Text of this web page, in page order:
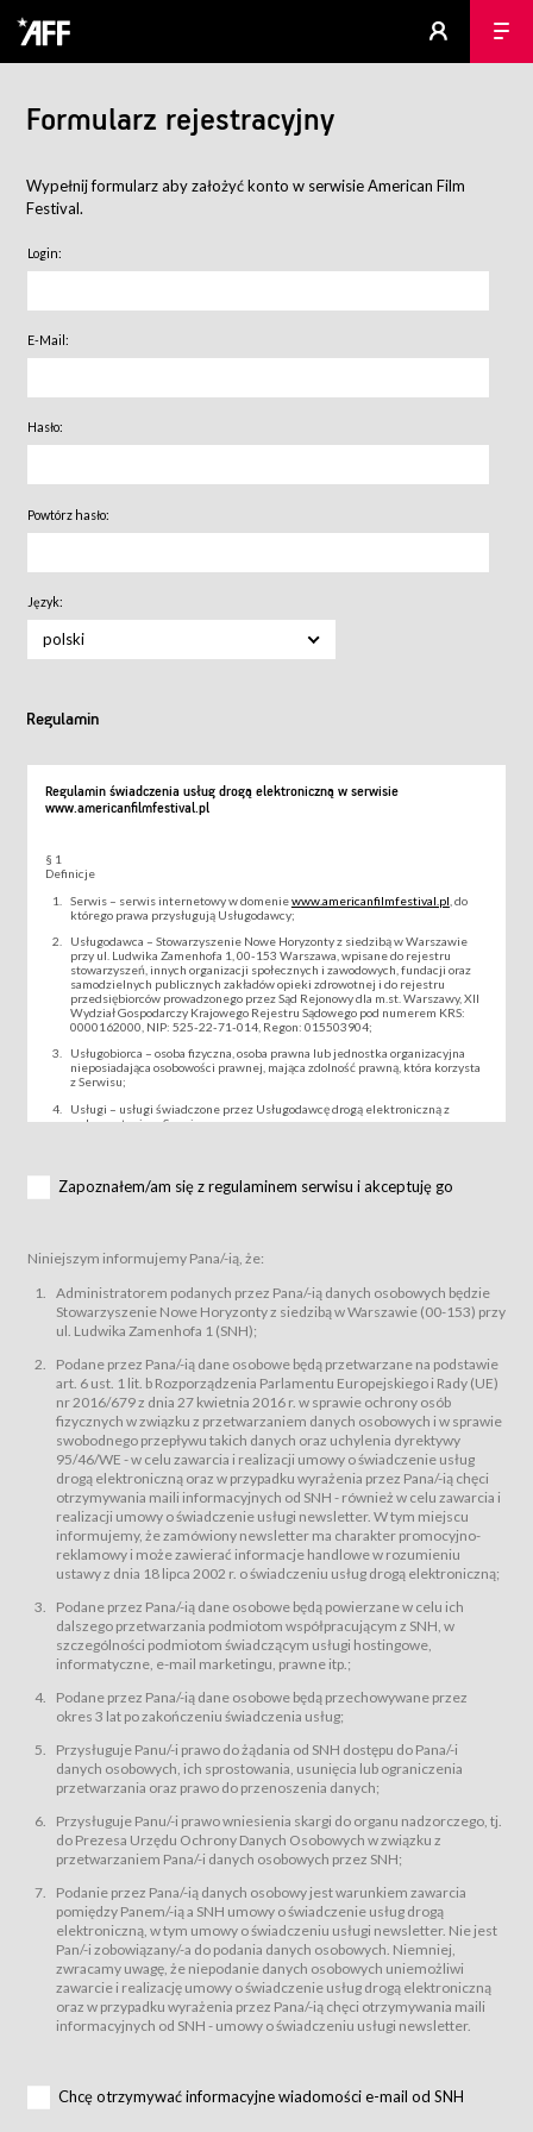
Formularz rejestracyjny
Wypełnij formularz aby założyć konto w serwisie American Film
Festival.
Login:
E-Mail:
Hasło:
Powtórz hasło:
Język:
polski
Regulamin
Regulamin świadczenia usług drogą elektroniczną w serwisie
www.americanfilmfestival.pl
§ 1
Definicje
Serwis – serwis internetowy w domeniewww.americanfilmfestival.pl , do
którego prawa przysługują Usługodawcy;
Usługodawca – Stowarzyszenie Nowe Horyzonty z siedzibą w Warszawie
przy ul. Ludwika Zamenhofa 1, 00-153 Warszawa, wpisane do rejestru
stowarzyszeń, innych organizacji społecznych i zawodowych, fundacji oraz
samodzielnych publicznych zakładów opieki zdrowotnej i do rejestru
przedsiębiorców prowadzonego przez Sąd Rejonowy dla m.st. Warszawy, XII
Wydział Gospodarczy Krajowego Rejestru Sądowego pod numerem KRS:
0000162000, NIP: 525-22-71-014, Regon: 015503904;
Usługobiorca – osoba fizyczna, osoba prawna lub jednostka organizacyjna
nieposiadająca osobowości prawnej, mająca zdolność prawną, która korzysta
z Serwisu;
Usługi – usługi świadczone przez Usługodawcę drogą elektroniczną z
wykorzystaniem Serwisu;
za pośrednictwem Serwisu;
podmiotom z branży mediów i filmowej (Akredytacje);
Bilety – wybrane dokumenty potwierdzające zawarcie umowy z
Usługodawcą i uprawniające do wzięcia udziału w Wydarzeniu,
przewidziane przez Usługodawcę dla danego Wydarzenia, tj. uprawniające
do uczestnictwa w wielu albo w pojedynczych seansach filmowych,
Sklep – sklep internetowy prowadzony przez Usługodawcę w Serwisie;
Regulamin – niniejszy regulamin.
§ 2
Postanowienia ogólne
Regulamin określa zasady:
świadczenia Usługobiorcom Usług przez Usługodawcę, z
zastrzeżeniem usług, o których mowa w ust. 2 pkt. 4 i 5 poniżej, których
zasady świadczenia precyzują odrębne regulaminy,
przetwarzania przez Usługodawcę danych osobowych Usługobiorców
będących osobami fizycznymi.
świadczy Usługi drogą elektroniczną w rozumieniu ustawy z dnia 18 lipca
2002 r. o świadczeniu usług drogą elektroniczną (Dz.U. z 2002 r., Nr 144, poz.
1204, z późń. zm.). Usługi świadczone są nieodpłatnie.
usługę przeglądania i odczytywania przez Usługobiorców materiałów
zamieszczanych w Serwisie,
usługę utrzymywania konta użytkownika w Serwisie,
usługę newsletter,
usługę zawierania na odległość umów nabycia Karnetów i Biletów,
usługę zawierania na odległość umów sprzedaży w Sklepie.
dnia 18 lipca 2002 r. o świadczeniu usług drogą elektroniczną (Dz.U. z 2002
r., Nr 144, poz. 1204, z późń. zm.). Usługi świadczone są nieodpłatnie.
Na zasadach określonych w Regulaminie dostęp do Serwisu jest otwarty dla
Usługobiorca przed rozpoczęciem korzystania z Serwisu jest zobowiązany
zapoznać się z Regulaminem. Założenie konta w Serwisie oraz zamówienie
usługi newsletter za pośrednictwem przeznaczonego do tego formularza
zamieszczonego na stronach Serwisu dostępnych dla wszystkich
Usługobiorców wymaga akceptacji postanowień Regulaminu.
Usługobiorca zobowiązany jest do przestrzegania postanowień Regulaminu
od chwili rozpoczęcia korzystania z Serwisu.
Regulamin jest udostępniony Usługobiorcom nieodpłatnie za
Warunki techniczne korzystania z Usług
Zapoznałem/am się z regulaminem serwisu i akceptuję go
Niniejszym informujemy Pana/-ią, że:
Administratorem podanych przez Pana/-ią danych osobowych będzie
Stowarzyszenie Nowe Horyzonty z siedzibą w Warszawie (00-153) przy
ul. Ludwika Zamenhofa 1 (SNH);
Podane przez Pana/-ią dane osobowe będą przetwarzane na podstawie
art. 6 ust. 1 lit. b Rozporządzenia Parlamentu Europejskiego i Rady (UE)
nr 2016/679 z dnia 27 kwietnia 2016 r. w sprawie ochrony osób
fizycznych w związku z przetwarzaniem danych osobowych i w sprawie
swobodnego przepływu takich danych oraz uchylenia dyrektywy
95/46/WE - w celu zawarcia i realizacji umowy o świadczenie usług
drogą elektroniczną oraz w przypadku wyrażenia przez Pana/-ią chęci
otrzymywania maili informacyjnych od SNH - również w celu zawarcia i
realizacji umowy o świadczenie usługi newsletter. W tym miejscu
informujemy, że zamówiony newsletter ma charakter promocyjno-
reklamowy i może zawierać informacje handlowe w rozumieniu
ustawy z dnia 18 lipca 2002 r. o świadczeniu usług drogą elektroniczną;
Podane przez Pana/-ią dane osobowe będą powierzane w celu ich
dalszego przetwarzania podmiotom współpracującym z SNH, w
szczególności podmiotom świadczącym usługi hostingowe,
informatyczne, e-mail marketingu, prawne itp.;
Podane przez Pana/-ią dane osobowe będą przechowywane przez
okres 3 lat po zakończeniu świadczenia usług;
Przysługuje Panu/-i prawo do żądania od SNH dostępu do Pana/-i
danych osobowych, ich sprostowania, usunięcia lub ograniczenia
przetwarzania oraz prawo do przenoszenia danych;
Przysługuje Panu/-i prawo wniesienia skargi do organu nadzorczego, tj.
do Prezesa Urzędu Ochrony Danych Osobowych w związku z
przetwarzaniem Pana/-i danych osobowych przez SNH;
Podanie przez Pana/-ią danych osobowy jest warunkiem zawarcia
pomiędzy Panem/-ią a SNH umowy o świadczenie usług drogą
elektroniczną, w tym umowy o świadczeniu usługi newsletter. Nie jest
Pan/-i zobowiązany/-a do podania danych osobowych. Niemniej,
zwracamy uwagę, że niepodanie danych osobowych uniemożliwi
zawarcie i realizację umowy o świadczenie usług drogą elektroniczną
oraz w przypadku wyrażenia przez Pana/-ią chęci otrzymywania maili
informacyjnych od SNH - umowy o świadczeniu usługi newsletter.
Chcę otrzymywać informacyjne wiadomości e-mail od SNH